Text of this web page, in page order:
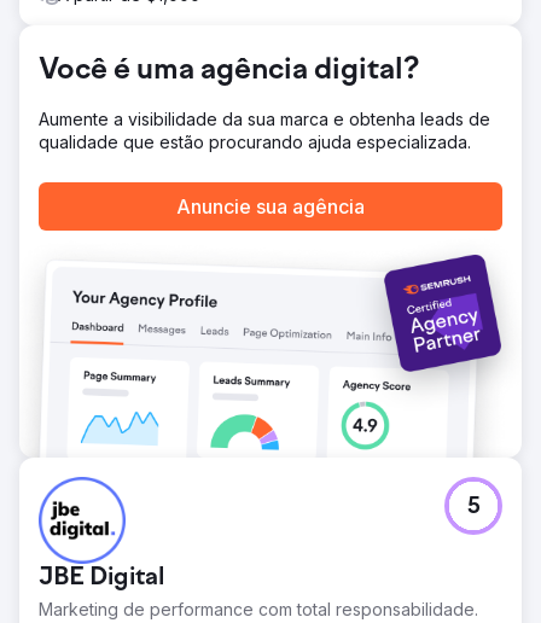
Aumento de 79% no tráfego do site Aumento de 700%
nos leads de mídia social Pos 1 Turn Key Homes Brisbane
Você é uma agência digital?
Aumente a visibilidade da sua marca e obtenha leads de
qualidade que estão procurando ajuda especializada.
Anuncie sua agência
JBE Digital
Marketing de performance com total responsabilidade.
5